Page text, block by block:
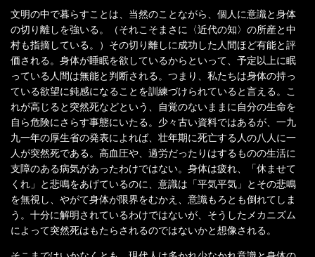
文明の中で暮らすことは、当然のことながら、個人に意識と身体
の切り離しを強いる。（それこそまさに〈近代の知〉の所産と中
村も指摘している。）その切り離しに成功した人間ほど有能と評
価される。身体が睡眠を欲しているからといって、予定以上に眠
っている人間は無能と判断される。つまり、私たちは身体の持っ
ている欲望に鈍感になることを訓練づけられていると言える。こ
れが高じると突然死などという、自覚のないままに自分の生命を
自ら危険にさらす事態にいたる。少々古い資料ではあるが、一九
九一年の厚生省の発表によれば、壮年期に死亡する人の八人に一
人が突然死である。高血圧や、過労だったりはするものの生活に
支障のある病気があったわけではない。身体は疲れ、「休ませて
くれ」と悲鳴をあげているのに、意識は「平気平気」とその悲鳴
を無視し、やがて身体が限界をむかえ、意識もろとも倒れてしま
う。十分に解明されているわけではないが、そうしたメカニズム
によって突然死はもたらされるのではないかと想像される。